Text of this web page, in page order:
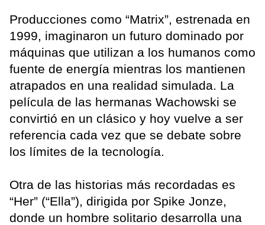
Producciones como “Matrix”, estrenada en
1999, imaginaron un futuro dominado por
máquinas que utilizan a los humanos como
fuente de energía mientras los mantienen
atrapados en una realidad simulada. La
película de las hermanas Wachowski se
convirtió en un clásico y hoy vuelve a ser
referencia cada vez que se debate sobre
los límites de la tecnología.
Otra de las historias más recordadas es
“Her” (“Ella”), dirigida por Spike Jonze,
donde un hombre solitario desarrolla una